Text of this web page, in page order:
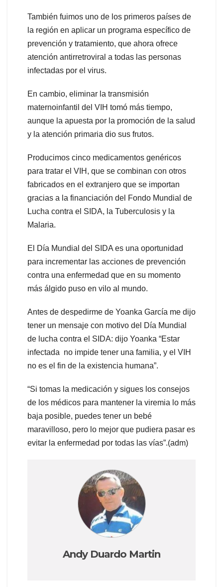
También fuimos uno de los primeros países de
la región en aplicar un programa específico de
prevención y tratamiento, que ahora ofrece
atención antirretroviral a todas las personas
infectadas por el virus.
En cambio, eliminar la transmisión
maternoinfantil del VIH tomó más tiempo,
aunque la apuesta por la promoción de la salud
y la atención primaria dio sus frutos.
Producimos cinco medicamentos genéricos
para tratar el VIH, que se combinan con otros
fabricados en el extranjero que se importan
gracias a la financiación del Fondo Mundial de
Lucha contra el SIDA, la Tuberculosis y la
Malaria.
El Día Mundial del SIDA es una oportunidad
para incrementar las acciones de prevención
contra una enfermedad que en su momento
más álgido puso en vilo al mundo.
Antes de despedirme de Yoanka García me dijo
tener un mensaje con motivo del Día Mundial
de lucha contra el SIDA: dijo Yoanka “Estar
infectada no impide tener una familia, y el VIH
no es el fin de la existencia humana”.
“Si tomas la medicación y sigues los consejos
de los médicos para mantener la viremia lo más
baja posible, puedes tener un bebé
maravilloso, pero lo mejor que pudiera pasar es
evitar la enfermedad por todas las vías”.(adm)
Andy Duardo Martin